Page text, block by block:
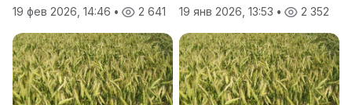
19 фев 2026, 14:46 • 2 641
19 янв 2026, 13:53 • 2 352